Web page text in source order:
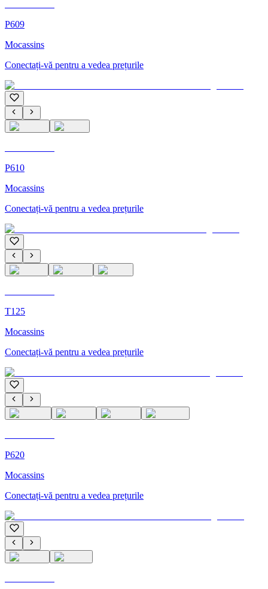
P609
Mocassins
Conectați-vă pentru a vedea prețurile
P610
Mocassins
Conectați-vă pentru a vedea prețurile
T125
Mocassins
Conectați-vă pentru a vedea prețurile
P620
Mocassins
Conectați-vă pentru a vedea prețurile